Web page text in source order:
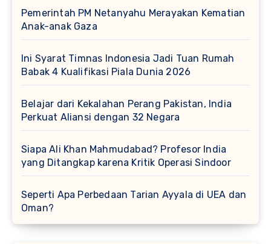
Pemerintah PM Netanyahu Merayakan Kematian
Anak-anak Gaza
Ini Syarat Timnas Indonesia Jadi Tuan Rumah
Babak 4 Kualifikasi Piala Dunia 2026
Belajar dari Kekalahan Perang Pakistan, India
Perkuat Aliansi dengan 32 Negara
Siapa Ali Khan Mahmudabad? Profesor India
yang Ditangkap karena Kritik Operasi Sindoor
Seperti Apa Perbedaan Tarian Ayyala di UEA dan
Oman?